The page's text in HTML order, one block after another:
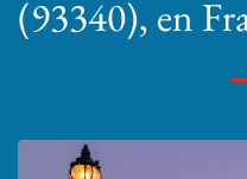
(93340), en